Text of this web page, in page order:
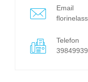
Email
Telefon